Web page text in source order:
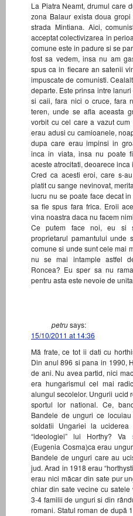
La Piatra Neamt, drumul care
zona Balaur exista doua
strada Mintiana. Aici,
acceptat colectivizarea in
comune este in padure si se
fost sa vedem, insa nu am
spus ca in fiecare an satenii
impuscate de comunisti.
departe. Este prinsa intre
si caii, fara nici o cruce, fara
teren, unde se afla aceasta
vorbit cu cel care a vazut
erau adusi cu camioanele,
dupa care erau impinsi in
inca in viata, insa nu poate
aceste atrocitati, deoarece inca
Cred ca acesti eroi, care s-
platit cu sange nevinovat,
lucru nu se poate face decat
sa fie spus fara frica. Eroii
vina noastra daca nu facem
Ce putem face noi, eu si
proprietarul pamantului
comune si unde sunt cele mai
nu se mai intample astfel
Roncea? Eu sper sa nu
pentru asta este nevoie de
petrusays:
15/10/2011 at 14:36
Mă frate, ce tot ii dati cu
Din anul 896 si pana in 1990,
de ani. Nu avea partid, nici
era hungarismul cel mai
alungul secolelor. Ungurii ucid
sportul lor national. Ce,
Bandele de unguri ce
soldatii Ungariei la
“ideologiei” lui Horthy? Va
(Eugenia Cosma)ca erau
Bandele de unguri care au
jud. Arad in 1918 erau
erau nici măcar din sate pur
chiar din sate vecine cu
3-4 familii de unguri si din
romani. Statul roman de după